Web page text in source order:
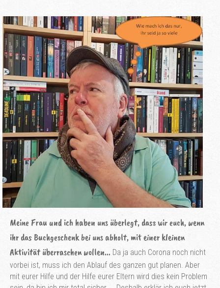
Meine Frau und ich haben uns überlegt, dass wir euch, wenn
ihr das Buchgeschenk bei uns abholt, mit einer kleinen
Aktivität überraschen wollen... Da ja auch Corona noch nicht
vorbei ist, muss ich den Ablauf des ganzen gut planen. Aber
mit eurer Hilfe und der Hilfe eurer Eltern wird dies kein Problem